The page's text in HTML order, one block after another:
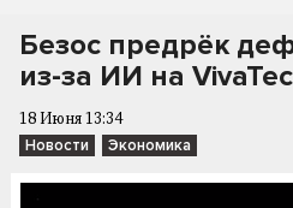
Безос предрёк
из-за ИИ на
18 Июня 13:34
Новости Экономика